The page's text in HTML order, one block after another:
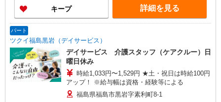
キープ 詳細を見る
パート
ツクイ福島黒岩（デイサービス）
デイサービス 介護スタッフ（ケアクルー）日
曜日休み
時給1,033円〜1,529円 ★土・祝日は時給100円
アップ！ ※給与幅は資格・経験等による
福島県福島市黒岩字素利町8-1